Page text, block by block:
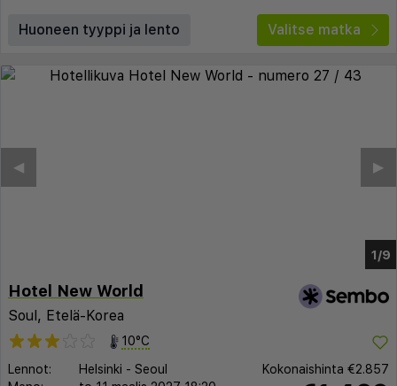
Huoneen tyyppi ja lento Valitse matka
1/3
▶︎
◀︎
Hotel New World
Soul, Etelä-Korea
10°C
Lennot:
Helsinki - Seoul
Kokonaishinta €2.857